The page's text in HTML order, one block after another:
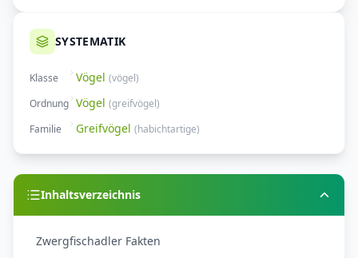
SYSTEMATIK
Klasse Vögel (vögel)
Ordnung Vögel (greifvögel)
Familie
Greifvögel (habichtartige)
Inhaltsverzeichnis
Zwergfischadler Fakten